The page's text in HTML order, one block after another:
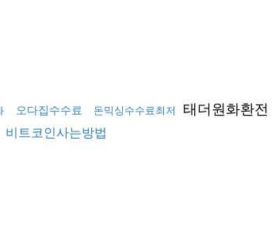
오다집수수료 돈믹싱수수료최저 태더원화환전
비트코인사는방법